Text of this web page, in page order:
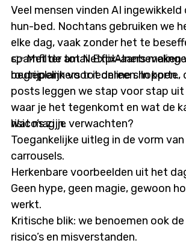
Veel mensen vinden AI
hun-bed. Nochtans gebruiken we
elke dag, vaak zonder het te
spamfilter tot Netflix-
routeplanners tot online shoppen.
👉 Met de amai! ExplAIners maken
begrijpelijk voor iedereen. In korte,
posts leggen we stap voor stap uit
waar je het tegenkomt en wat de
risico’s zijn.
Wat mag je verwachten?
Toegankelijke uitleg in de vorm
carrousels.
Herkenbare voorbeelden uit het
Geen hype, geen magie, gewoon
werkt.
Kritische blik: we benoemen ook
risico’s en misverstanden.